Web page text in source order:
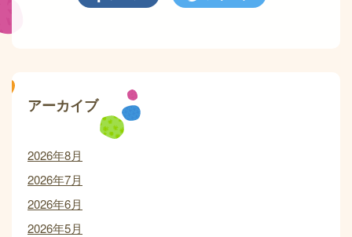
アーカイブ
2026年8月
2026年7月
2026年6月
2026年5月